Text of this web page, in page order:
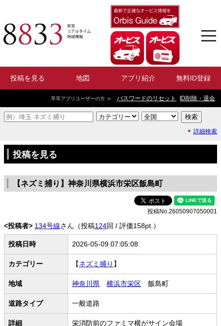
投稿を見る 地図 アプリ紹介 無料ID登録
早耳アプリユーザーの方 ≫ パスワードのリセット ID削除・退会
詳細検索
投稿を見る
【ネズミ捕り】神奈川県横浜市栄区飯島町
投稿No.26050907050001
<投稿者> 134号線さん（投稿124回 / 評価158pt.）
投稿日時 2026-05-09 07:05:08
カテゴリー 【ネズミ捕り 】
地域 神奈川県 横浜市栄区 飯島町
道路タイプ 一般道路
詳細 栄消防前のファミマ横がサイン会場